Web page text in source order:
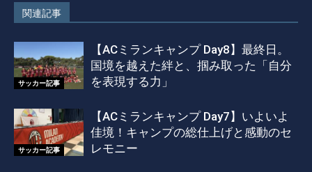
関連記事
サッカー記事
【ACミランキャンプ Day8】最終日。
国境を越えた絆と、掴み取った「自分
を表現する力」
サッカー記事
【ACミランキャンプ Day7】いよいよ
佳境！キャンプの総仕上げと感動のセ
レモニー